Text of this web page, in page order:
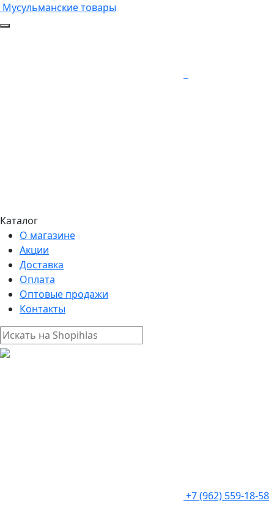
Мусульманские товары
Каталог
О магазине
Акции
Доставка
Оплата
Оптовые продажи
Контакты
+7 (962) 559-18-58